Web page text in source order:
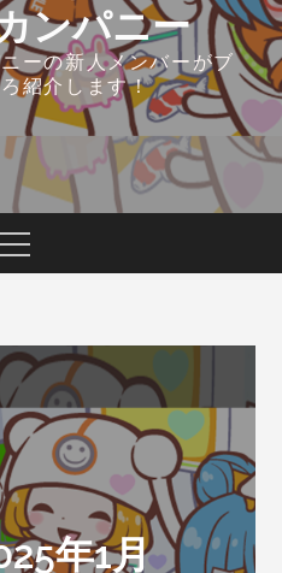
ンパニー
ーの新人メンバーがブ
紹介します！
年1月